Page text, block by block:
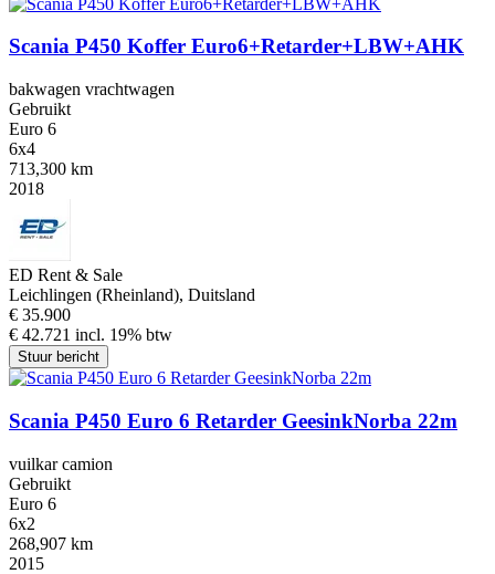
Scania P450 Koffer Euro6+Retarder+LBW+AHK
bakwagen vrachtwagen
Gebruikt
Euro 6
6x4
713,300 km
2018
ED Rent & Sale
Leichlingen (Rheinland), Duitsland
€ 35.900
€ 42.721 incl. 19% btw
Stuur bericht
Scania P450 Euro 6 Retarder GeesinkNorba 22m
vuilkar camion
Gebruikt
Euro 6
6x2
268,907 km
2015